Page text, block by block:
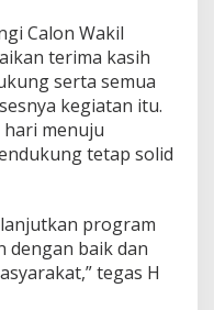
Calon Wakil
terima kasih
serta semua
kegiatan itu.
menuju
tetap solid
program
dengan baik dan
tegas H